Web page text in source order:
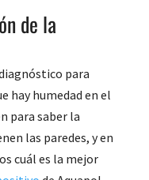
de la
para
hay humedad en el
para saber la
las paredes, y en
cuál es la mejor